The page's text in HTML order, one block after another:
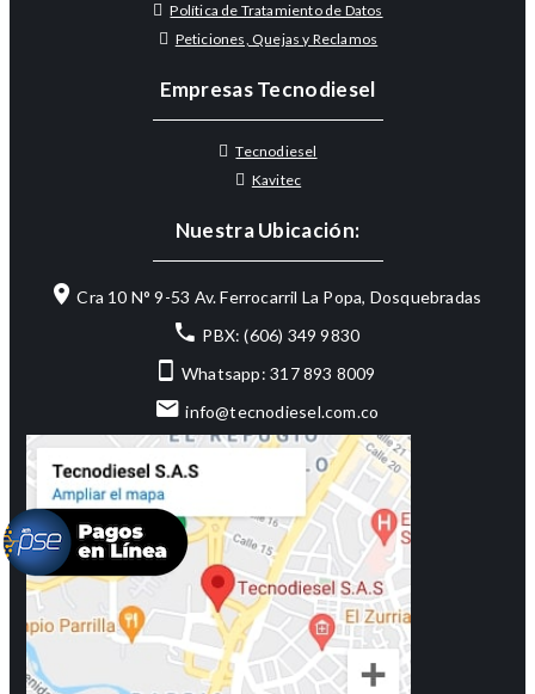
Política de Tratamiento de Datos
Peticiones, Quejas y Reclamos
Empresas Tecnodiesel
Tecnodiesel
Kavitec
Nuestra Ubicación:
Cra 10 N° 9-53 Av. Ferrocarril La Popa, Dosquebradas
PBX: (606) 349 9830
Whatsapp: 317 893 8009
info@tecnodiesel.com.co